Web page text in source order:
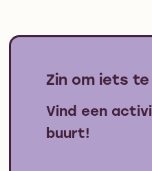
Zin om iets te
Vind een
buurt!